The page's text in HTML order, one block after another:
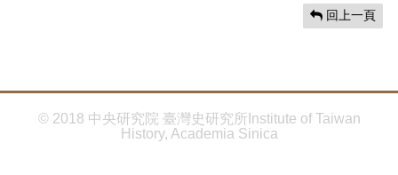
回上一頁
© 2018 中央研究院 臺灣史研究所Institute of Taiwan
History, Academia Sinica